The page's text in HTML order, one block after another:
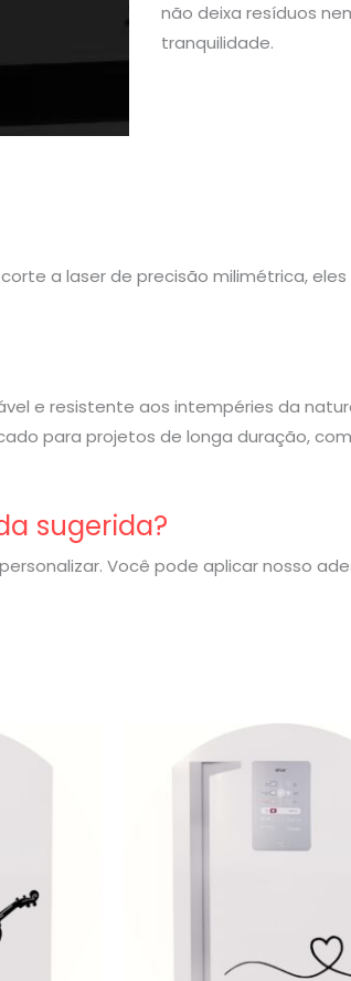
não deixa resíduos
tranquilidade.
a laser de precisão milimétrica,
e resistente aos intempéries da
para projetos de longa duração,
sugerida?
Você pode aplicar nosso